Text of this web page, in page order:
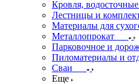
Кровля,
Лестницы и
Материалы для
Металлопрокат
Парковочное и
Пиломатериалы и
Сваи
Еще